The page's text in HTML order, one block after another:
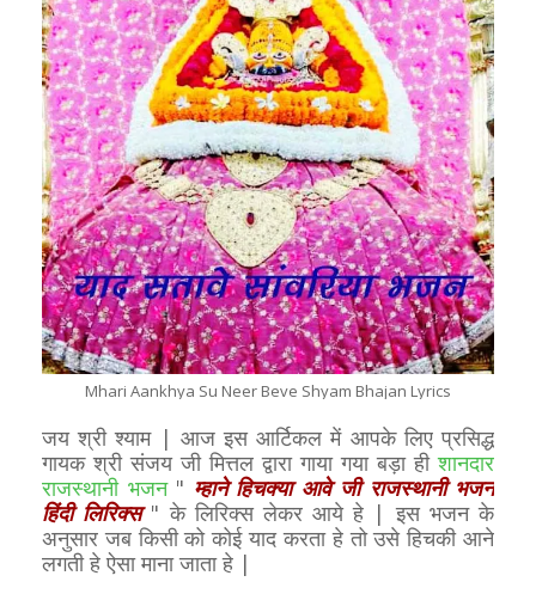
Mhari Aankhya Su Neer Beve Shyam Bhajan Lyrics
जय श्री श्याम | आज इस आर्टिकल में आपके लिए प्रसिद्ध
गायक श्री संजय जी मित्तल द्वारा गाया गया बड़ा हीशानदार
राजस्थानी भजन" म्हाने हिचक्या आवे जी राजस्थानी भजन
हिंदी लिरिक्स" के लिरिक्स लेकर आये हे | इस भजन के
अनुसार जब किसी को कोई याद करता हे तो उसे हिचकी आने
लगती हे ऐसा माना जाता हे |